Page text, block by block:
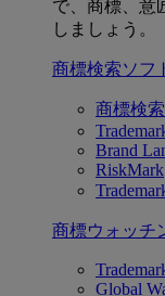
で、商標、意
しましょう。
商標検索ソフ
商標検索
Brand
RiskMark
商標ウォッチ
Global